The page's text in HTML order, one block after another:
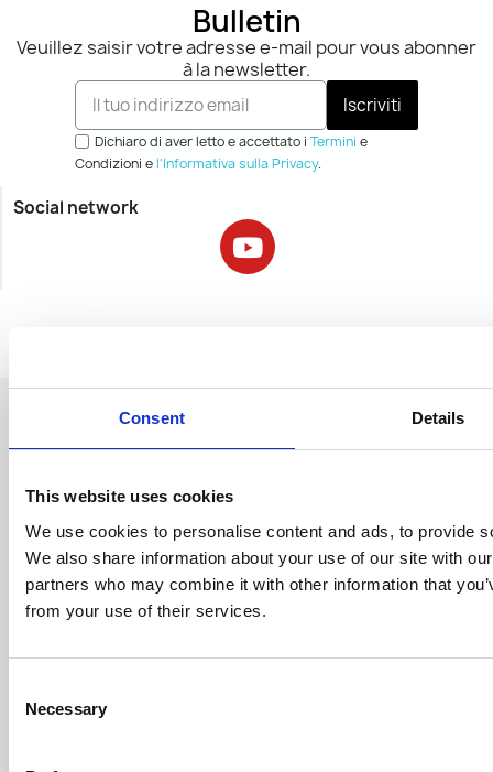
Consent Details
This website uses cookies
We use cookies to personalise content and ads, to provide
We also share information about your use of our site with
partners who may combine it with other information that
from your use of their services.
Selection
Necessary
Bulletin
Veuillez saisir votre adresse e-mail pour vous abonner
à la newsletter.
Iscriviti
Dichiaro di aver letto e accettato i Termini e
Condizioni el'Informativa sulla Privacy.
Social network
AC Doctor Shop
Regolamenti
Risoluzione del contratto
ACDOCTOR CONTATTI
contact@acdoctor.shop
Bridge Solutions Hub S.A.